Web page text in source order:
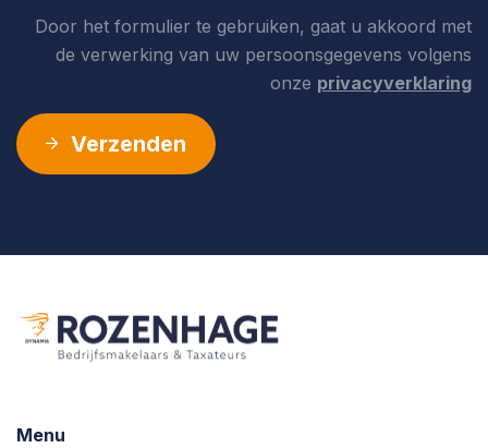
Door het formulier te gebruiken, gaat u akkoord met
de verwerking van uw persoonsgegevens volgens
onze privacyverklaring
Verzenden
Menu